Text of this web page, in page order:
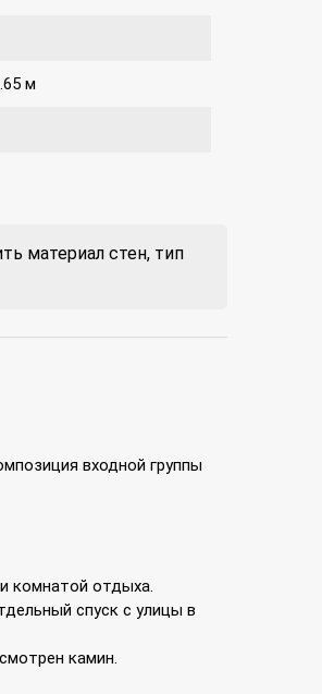
м
материал стен, тип
входной группы
комнатой отдыха.
спуск с улицы в
камин.